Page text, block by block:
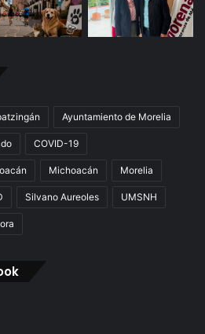
Ayuntamiento de Morelia
COVID-19
Michoacán Morelia
Silvano Aureoles UMSNH